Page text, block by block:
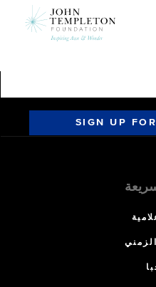
SIGN UP